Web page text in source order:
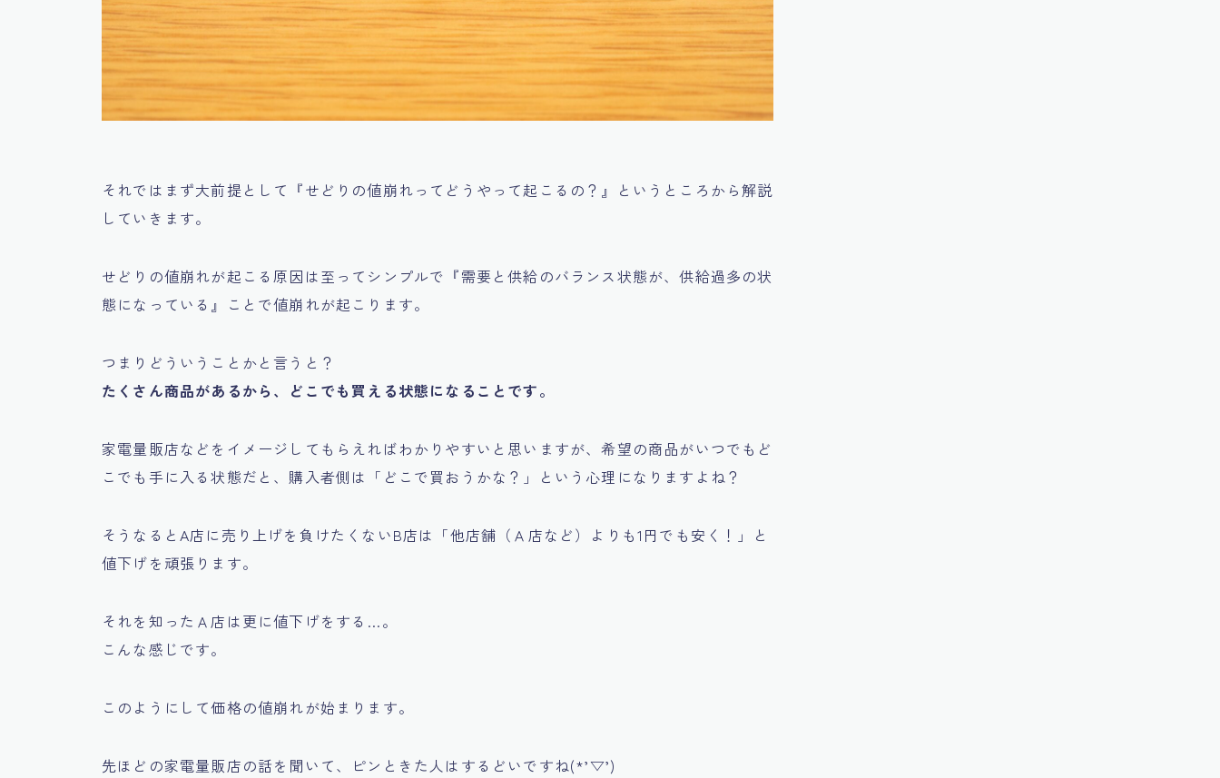
それではまず大前提として 『せどりの値崩れってどうやって起こるの？』 というところから解説
していきます。
せどりの値崩れが起こる原因は至ってシンプルで 『需要と供給のバランス状態が、供給過多の状
態になっている』 ことで値崩れが起こります。
つまりどういうことかと言うと？
たくさん商品があるから、どこでも買える状態になることです。
家電量販店などをイメージしてもらえればわかりやすいと思いますが、希望の商品がいつでもど
こでも手に入る状態だと、購入者側は 「どこで買おうかな？」 という心理になりますよね？
そうなるとA店に売り上げを負けたくないB店は 「他店舗（Ａ店など）よりも1円でも安く！」
と
値下げを頑張ります。
それを知ったＡ店は更に値下げをする…。
こんな感じです。
このようにして価格の値崩れが始まります。
先ほどの家電量販店の話を聞いて、ピンときた人はするどいですね(*’▽’)